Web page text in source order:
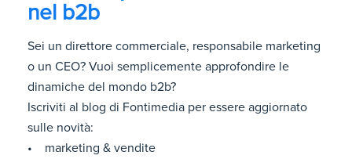
nel b2b
Sei un direttore commerciale, responsabile marketing
o un CEO? Vuoi semplicemente approfondire le
dinamiche del mondo b2b?
Iscriviti al blog di Fontimedia per essere aggiornato
sulle novità:
• marketing & vendite